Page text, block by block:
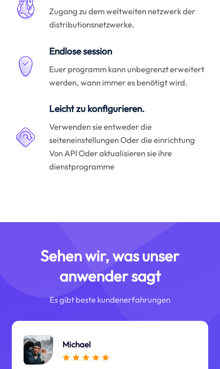
Zugang zu dem weltweiten netzwerk der
distributionsnetzwerke.
Endlose session
Euer programm kann unbegrenzt erweitert
werden, wann immer es benötigt wird.
Leicht zu konfigurieren.
Verwenden sie entweder die
seiteneinstellungen Oder die einrichtung
Von API Oder aktualisieren sie ihre
dienstprogramme
Sehen wir, was unser
anwender sagt
Es gibt beste kundenerfahrungen
Michael